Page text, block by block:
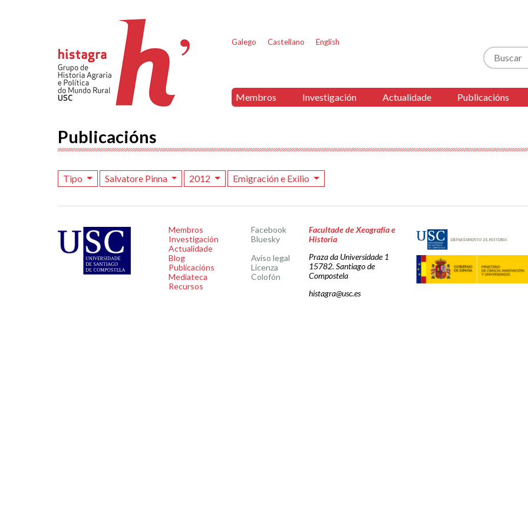
Galego Castellano English
Buscar
Membros Investigación Actualidade Publicacións
Publicacións
Tipo Salvatore Pinna 2012 Emigración e Exilio
Membros
Investigación
Actualidade
Blog
Publicacións
Mediateca
Recursos
Facebook
Bluesky
Aviso legal
Licenza
Colofón
Facultade de Xeografía e
Historia
Praza da Universidade 1
15782. Santiago de
Compostela
histagra@usc.es